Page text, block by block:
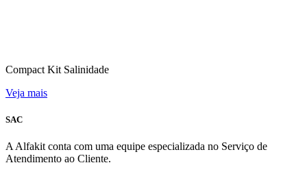
Compact Kit Salinidade
Veja mais
SAC
A Alfakit conta com uma equipe especializada no Serviço de
Atendimento ao Cliente.